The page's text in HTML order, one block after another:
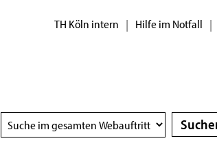
TH Köln intern | Hilfe im Notfall |
Suchbereich
wählen
Suche
Suche